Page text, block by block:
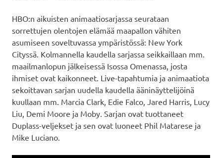
HBO:n aikuisten animaatiosarjassa seurataan
sorrettujen olentojen elämää maapallon vähiten
asumiseen soveltuvassa ympäristössä: New York
Cityssä. Kolmannella kaudella sarjassa seikkaillaan mm.
maailmanlopun jälkeisessä Isossa Omenassa, josta
ihmiset ovat kaikonneet. Live-tapahtumia ja animaatiota
sekoittavan sarjan uudella kaudella ääninäyttelijöinä
kuullaan mm. Marcia Clark, Edie Falco, Jared Harris, Lucy
Liu, Demi Moore ja Moby. Sarjan ovat tuottaneet
Duplass-veljekset ja sen ovat luoneet Phil Matarese ja
Mike Luciano.